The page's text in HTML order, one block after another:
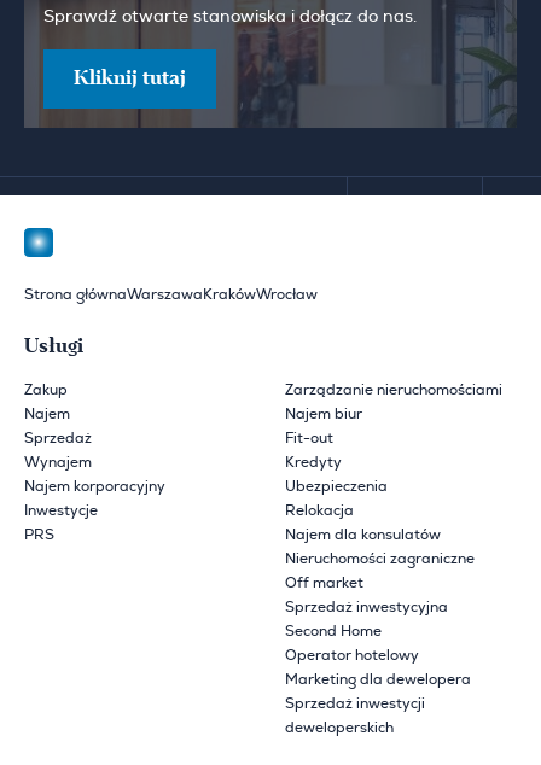
Sprawdź otwarte stanowiska i dołącz do nas.
Kliknij tutaj
Strona głównaWarszawa KrakówWrocław
Usługi
Zakup
Najem
Sprzedaż
Wynajem
Najem korporacyjny
Inwestycje
PRS
Zarządzanie nieruchomościami
Najem biur
Fit-out
Kredyty
Ubezpieczenia
Relokacja
Najem dla konsulatów
Nieruchomości zagraniczne
Off market
Sprzedaż inwestycyjna
Second Home
Operator hotelowy
Marketing dla dewelopera
Sprzedaż inwestycji
deweloperskich